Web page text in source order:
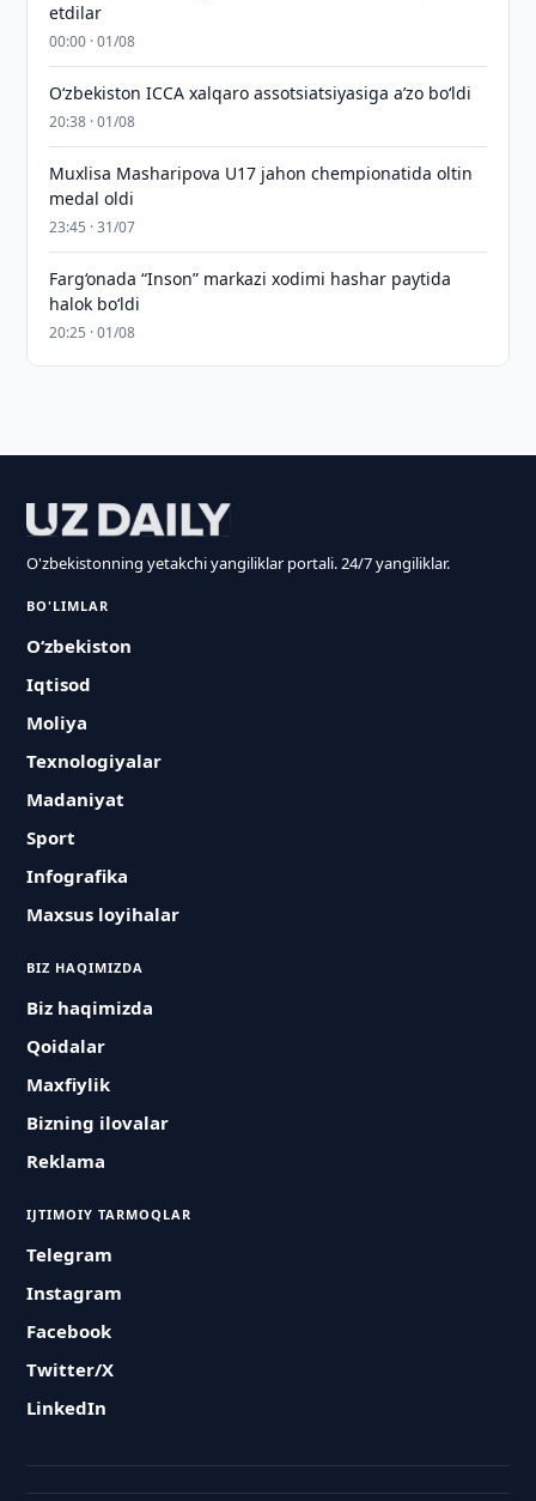
etdilar
00:00 · 01/08
O‘zbekiston ICCA xalqaro assotsiatsiyasiga aʼzo bo‘ldi
20:38 · 01/08
Muxlisa Masharipova U17 jahon chempionatida oltin
medal oldi
23:45 · 31/07
Farg‘onada “Inson” markazi xodimi hashar paytida
halok bo‘ldi
20:25 · 01/08
O'zbekistonning yetakchi yangiliklar portali. 24/7 yangiliklar.
BO'LIMLAR
O‘zbekiston
Iqtisod
Moliya
Texnologiyalar
Madaniyat
Sport
Infografika
Maxsus loyihalar
BIZ HAQIMIZDA
Biz haqimizda
Qoidalar
Maxfiylik
Bizning ilovalar
Reklama
IJTIMOIY TARMOQLAR
Telegram
Instagram
Facebook
Twitter/X
LinkedIn